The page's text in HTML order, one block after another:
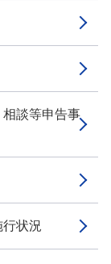
談等申告事
状況